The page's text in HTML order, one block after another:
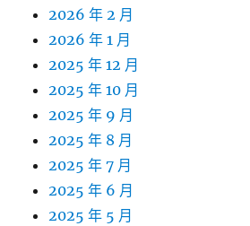
2026 年 2 月
2026 年 1 月
2025 年 12 月
2025 年 10 月
2025 年 9 月
2025 年 8 月
2025 年 7 月
2025 年 6 月
2025 年 5 月